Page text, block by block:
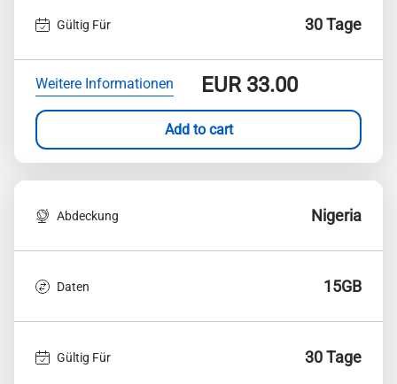
Gültig Für 30 Tage
Weitere Informationen EUR33.00
Add to cart
Abdeckung Nigeria
Daten 15GB
Gültig Für 30 Tage